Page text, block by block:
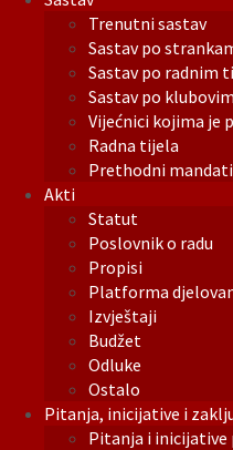
Trenutni sastav
Sastav po
Sastav po radnim
Sastav po
Vijećnici kojima je
Radna tijela
Prethodni mandati
Akti
Statut
Poslovnik o radu
Propisi
Platforma
Izvještaji
Budžet
Odluke
Ostalo
Pitanja, inicijative i
Pitanja i inicijative